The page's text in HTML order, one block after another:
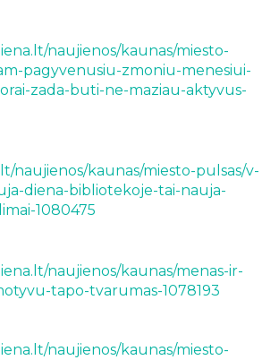
naujienos/kaunas/miesto-
pagyvenusiu-zmoniu-menesiui-
zada-buti-ne-maziau-aktyvus-
naujienos/kaunas/miesto-pulsas/v-
diena-bibliotekoje-tai-nauja-
1080475
naujienos/kaunas/menas-ir-
tapo-tvarumas-1078193
naujienos/kaunas/miesto-